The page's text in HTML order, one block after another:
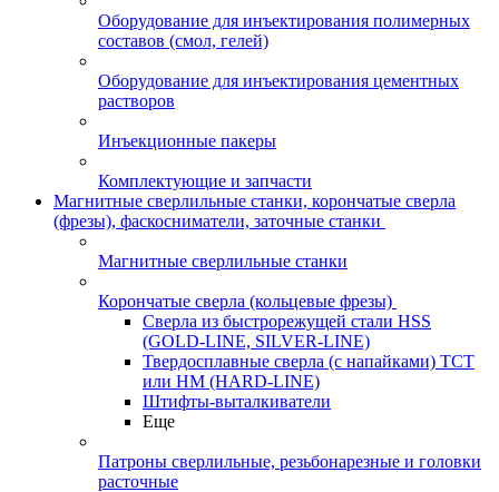
Оборудование для инъектирования полимерных
составов (смол, гелей)
Оборудование для инъектирования цементных
растворов
Инъекционные пакеры
Комплектующие и запчасти
Магнитные сверлильные станки, корончатые сверла
(фрезы), фаскосниматели, заточные станки
Магнитные сверлильные станки
Корончатые сверла (кольцевые фрезы)
Сверла из быстрорежущей стали HSS
(GOLD-LINE, SILVER-LINE)
Твердосплавные сверла (с напайками) ТСТ
или HM (HARD-LINE)
Штифты-выталкиватели
Еще
Патроны сверлильные, резьбонарезные и головки
расточные